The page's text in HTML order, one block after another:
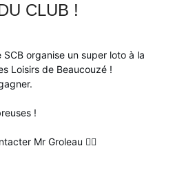
CLUB !
organise un super loto à la
Loisirs de Beaucouzé !
!
Mr Groleau 👇🏼